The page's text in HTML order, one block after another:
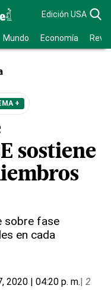
Edición USA
Mundo Economía
+
sostiene
sobre fase
en cada
2020 | 04:20 p. m.| 2